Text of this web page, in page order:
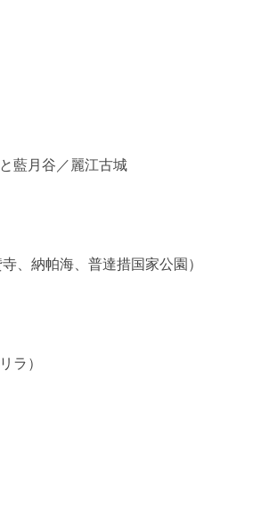
藍月谷／麗江古城
、納帕海、普達措国家公園）
ラ）